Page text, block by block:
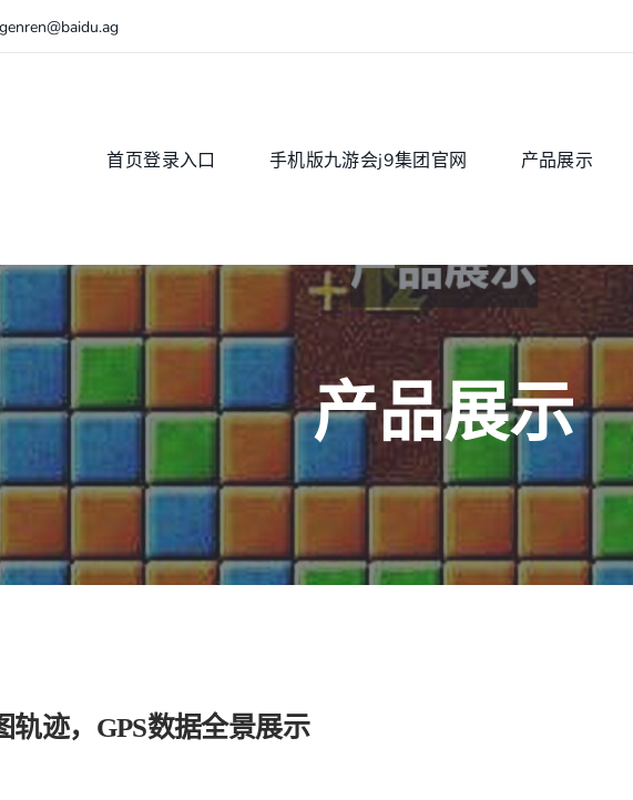
首页登录入口 手机版九游会j9集团官网 产品展示
产品展示
轨迹，GPS数据全景展示